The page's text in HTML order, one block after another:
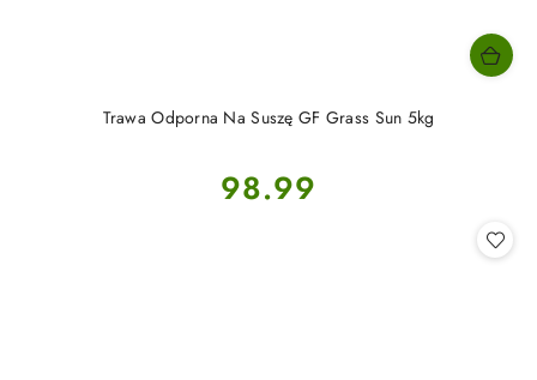
Trawa Odporna Na Suszę GF Grass Sun 5kg
Cena:
98.99